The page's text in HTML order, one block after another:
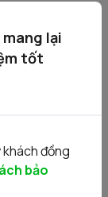
tiền để đi
vay của
được can thiệp
dẳng. Khi
lại
tốt
đồng
bảo